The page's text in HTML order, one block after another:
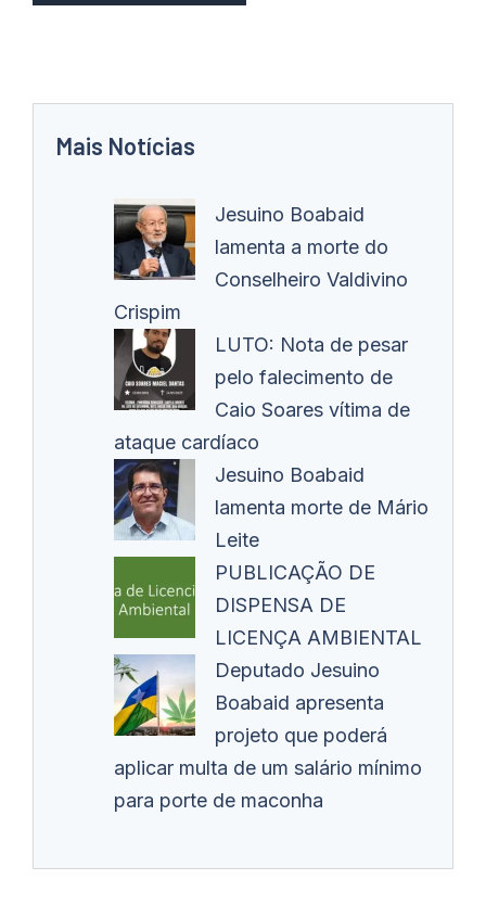
Mais Notícias
Jesuino Boabaid
lamenta a morte do
Conselheiro Valdivino
Crispim
LUTO: Nota de pesar
pelo falecimento de
Caio Soares vítima de
ataque cardíaco
Jesuino Boabaid
lamenta morte de Mário
Leite
PUBLICAÇÃO DE
DISPENSA DE
LICENÇA AMBIENTAL
Deputado Jesuino
Boabaid apresenta
projeto que poderá
aplicar multa de um salário mínimo
para porte de maconha